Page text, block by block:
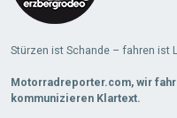
Stürzen ist Schande – fahren ist
Motorradreporter.com, wir
kommunizieren Klartext.